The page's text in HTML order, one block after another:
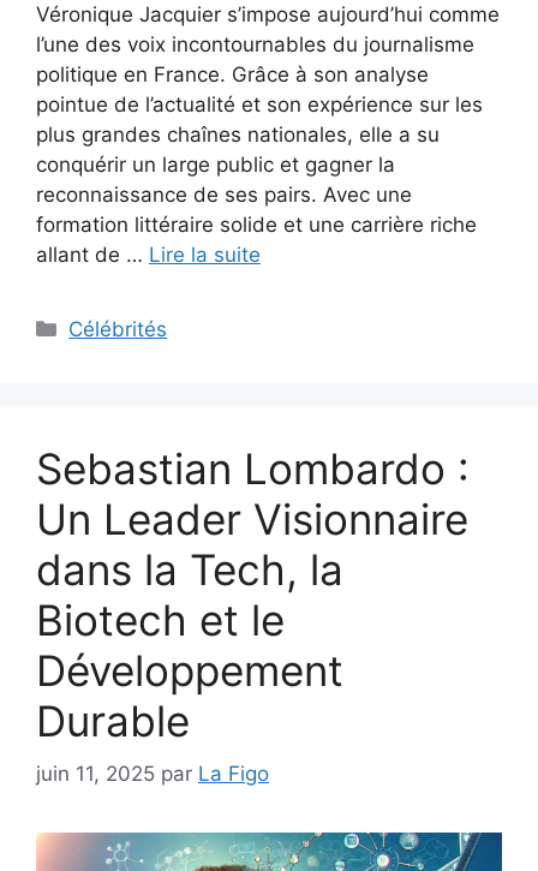
Véronique Jacquier s’impose aujourd’hui comme
l’une des voix incontournables du journalisme
politique en France. Grâce à son analyse
pointue de l’actualité et son expérience sur les
plus grandes chaînes nationales, elle a su
conquérir un large public et gagner la
reconnaissance de ses pairs. Avec une
formation littéraire solide et une carrière riche
allant de … Lire la suite
Catégories
Célébrités
Sebastian Lombardo :
Un Leader Visionnaire
dans la Tech, la
Biotech et le
Développement
Durable
juin 11, 2025 par La Figo